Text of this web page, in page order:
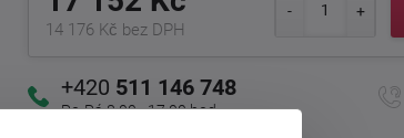
14 176 Kč bez DPH
+420 511 146 748
Po-Pá 8:00 - 17:00 hod.